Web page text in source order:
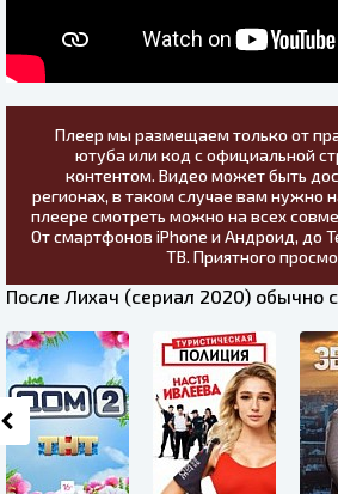
Плеер мы размещаем только от
ютуба или код с официальной
контентом. Видео может быть
регионах, в таком случае вам нужно
плеере смотреть можно на всех
От смартфонов iPhone и Андроид, до
ТВ. Приятного
После Лихач (сериал 2020) обычно